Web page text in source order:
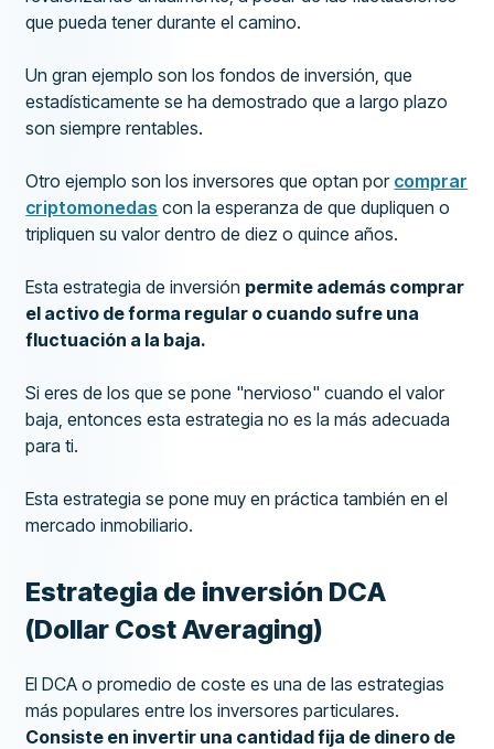
que pueda tener durante el camino.
Un gran ejemplo son los fondos de inversión, que
estadísticamente se ha demostrado que a largo plazo
son siempre rentables.
Otro ejemplo son los inversores que optan por comprar
criptomonedas con la esperanza de que dupliquen o
tripliquen su valor dentro de diez o quince años.
Esta estrategia de inversión permite además comprar
el activo de forma regular o cuando sufre una
fluctuación a la baja.
Si eres de los que se pone "nervioso" cuando el valor
baja, entonces esta estrategia no es la más adecuada
para ti.
Esta estrategia se pone muy en práctica también en el
mercado inmobiliario.
Estrategia de inversión DCA
(Dollar Cost Averaging)
El DCA o promedio de coste es una de las estrategias
más populares entre los inversores particulares.
Consiste en invertir una cantidad fija de dinero de